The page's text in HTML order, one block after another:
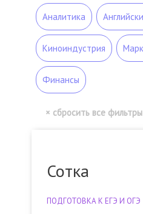
Аналитика
Киноиндустрия
Финансы
Сотка
ПОДГОТОВКА К ЕГЭ И ОГЭ